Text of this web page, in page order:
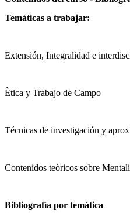
Temáticas a trabajar:
Extensión, Integralidad e
Ètica y Trabajo de Campo
Técnicas de investigación y
Contenidos teòricos sobre
Bibliografía por temática